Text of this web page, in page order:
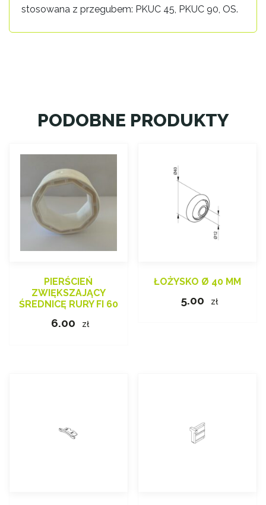
stosowana z przegubem: PKUC 45, PKUC 90, OS.
PODOBNE PRODUKTY
PIERŚCIEŃ
ZWIĘKSZAJĄCY
ŚREDNICĘ RURY FI 60
6.00 zł
ŁOŻYSKO Ø 40 MM
5.00 zł